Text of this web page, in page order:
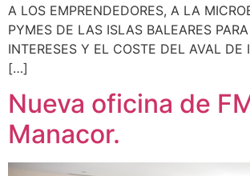
A LOS EMPRENDEDORES, A LA
PYMES DE LAS ISLAS BALEARES
INTERESES Y EL COSTE DEL AVAL DE
[…]
Nueva oficina de
Manacor.